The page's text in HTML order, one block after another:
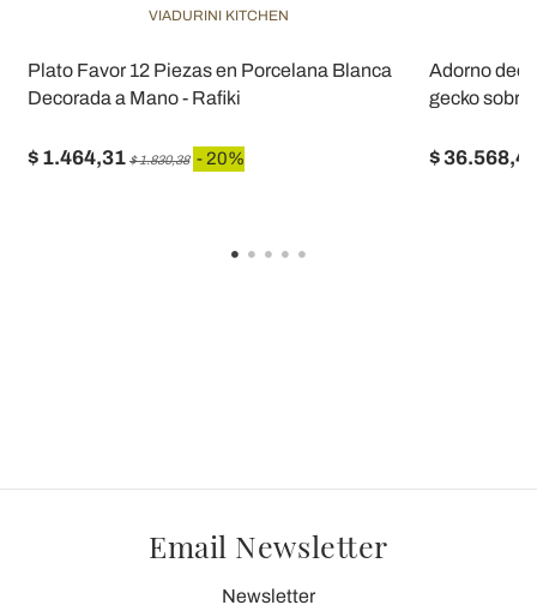
VIADURINI KITCHEN
Plato Favor 12 Piezas en Porcelana Blanca
Decorada a Mano - Rafiki
$ 1.464,31 $ 1.830,38 - 20%
Adorno
gecko sobre
$
Email Newsletter
Newsletter